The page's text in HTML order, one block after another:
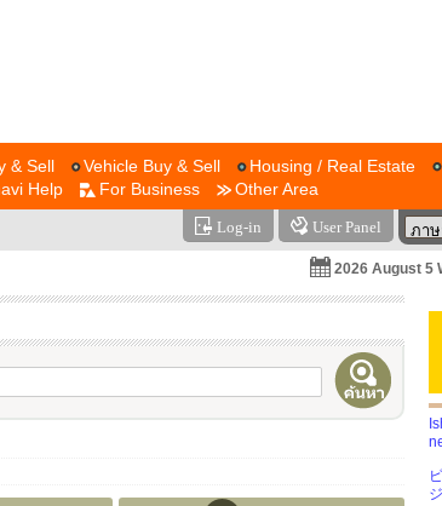
& Sell Vehicle Buy & Sell Housing / Real Estate
Help For Business Other Area
Log-in User Panel
2026 August 5